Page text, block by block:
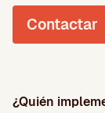
Contactar
¿Quién